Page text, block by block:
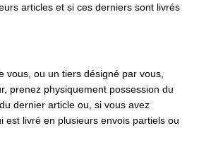
articles et si ces derniers sont livrés
vous, ou un tiers désigné par vous,
prenez physiquement possession du
dernier article ou, si vous avez
est livré en plusieurs envois partiels ou